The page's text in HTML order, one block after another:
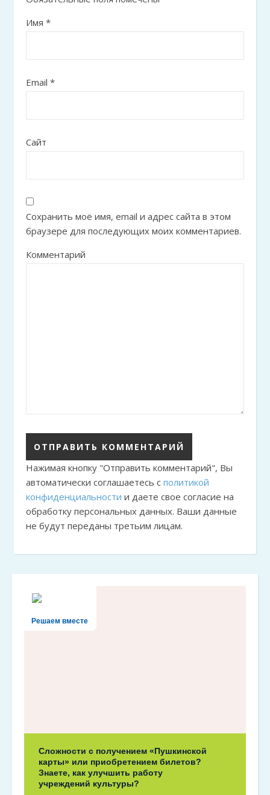
Имя *
Email *
Сайт
Сохранить моё имя, email и адрес сайта в этом
браузере для последующих моих комментариев.
Комментарий
Нажимая кнопку "Отправить комментарий", Вы
автоматически соглашаетесь с политикой
конфиденциальности и даете свое согласие на
обработку персональных данных. Ваши данные
не будут переданы третьим лицам.
Решаем вместе
Сложности с получением «Пушкинской
карты» или приобретением билетов?
Знаете, как улучшить работу
учреждений культуры?